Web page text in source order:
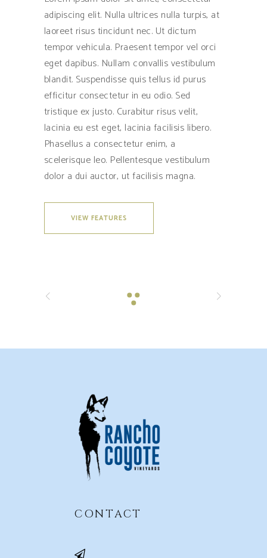
adipiscing elit. Nulla ultrices nulla turpis, at
laoreet risus tincidunt nec. Ut dictum
tempor vehicula. Praesent tempor vel orci
eget dapibus. Nullam convallis vestibulum
blandit. Suspendisse quis tellus id purus
efficitur consectetur in eu odio. Sed
tristique ex justo. Curabitur risus velit,
lacinia eu est eget, lacinia facilisis libero.
Phasellus a consectetur enim, a
scelerisque leo. Pellentesque vestibulum
dolor a dui auctor, ut facilisis magna.
VIEW FEATURES
CONTACT